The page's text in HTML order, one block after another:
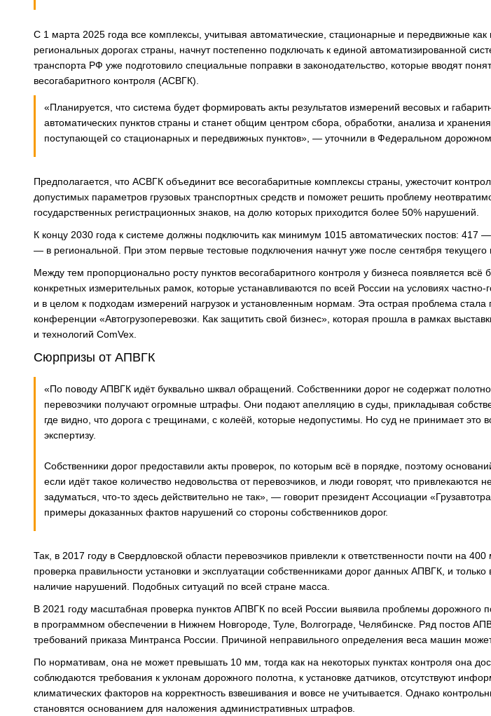
С 1 марта 2025 года все комплексы, учитывая автоматические, стационарные и передвижные
региональных дорогах страны, начнут постепенно подключать к единой автоматизированной
транспорта РФ уже подготовило специальные поправки в законодательство, которые вводят
весогабаритного контроля (АСВГК).
«Планируется, что система будет формировать акты результатов измерений весовых и
автоматических пунктов страны и станет общим центром сбора, обработки, анализа и
поступающей со стационарных и передвижных пунктов», — уточнили в Федеральном дорожном
Предполагается, что АСВГК объединит все весогабаритные комплексы страны, ужесточит
допустимых параметров грузовых транспортных средств и поможет решить проблему
государственных регистрационных знаков, на долю которых приходится более 50% нарушений.
К концу 2030 года к системе должны подключить как минимум 1015 автоматических постов:
— в региональной. При этом первые тестовые подключения начнут уже после сентября текущего
Между тем пропорционально росту пунктов весогабаритного контроля у бизнеса появляется всё
конкретных измерительных рамок, которые устанавливаются по всей России на условиях частно-
и в целом к подходам измерений нагрузок и установленным нормам. Эта острая проблема
конференции «Автогрузоперевозки. Как защитить свой бизнес», которая прошла в рамках
и технологий ComVex.
Сюрпризы от АПВГК
«По поводу АПВГК идёт буквально шквал обращений. Собственники дорог не содержат
перевозчики получают огромные штрафы. Они подают апелляцию в суды, прикладывая
где видно, что дорога с трещинами, с колеёй, которые недопустимы. Но суд не принимает это
экспертизу.
Собственники дорог предоставили акты проверок, по которым всё в порядке, поэтому
если идёт такое количество недовольства от перевозчиков, и люди говорят, что привлекаются
задуматься, что-то здесь действительно не так», ― говорит президент Ассоциации
примеры доказанных фактов нарушений со стороны собственников дорог.
Так, в 2017 году в Свердловской области перевозчиков привлекли к ответственности почти на
проверка правильности установки и эксплуатации собственниками дорог данных АПВГК, и только
наличие нарушений. Подобных ситуаций по всей стране масса.
В 2021 году масштабная проверка пунктов АПВГК по всей России выявила проблемы дорожного
в программном обеспечении в Нижнем Новгороде, Туле, Волгограде, Челябинске. Ряд постов
требований приказа Минтранса России. Причиной неправильного определения веса машин
По нормативам, она не может превышать 10 мм, тогда как на некоторых пунктах контроля она
соблюдаются требования к уклонам дорожного полотна, к установке датчиков, отсутствуют
климатических факторов на корректность взвешивания и вовсе не учитывается. Однако
становятся основанием для наложения административных штрафов.